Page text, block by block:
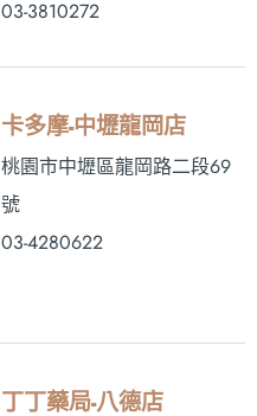
03-3810272
卡多摩-中壢龍岡店
桃園市中壢區龍岡路二段69
號
03-4280622
丁丁藥局-八德店